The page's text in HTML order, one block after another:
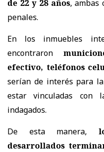
de 22 y 28 años, ambas
penales.
En los inmuebles
encontraron
efectivo, teléfonos
serían de interés para
estar vinculadas con
indagados.
De esta manera,
desarrollados